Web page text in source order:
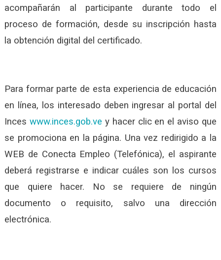
acompañarán al participante durante todo el
proceso de formación, desde su inscripción hasta
la obtención digital del certificado.
Para formar parte de esta experiencia de educación
en línea, los interesado deben ingresar al portal del
Inces www.inces.gob.ve y hacer clic en el aviso que
se promociona en la página. Una vez redirigido a la
WEB de Conecta Empleo (Telefónica), el aspirante
deberá registrarse e indicar cuáles son los cursos
que quiere hacer. No se requiere de ningún
documento o requisito, salvo una dirección
electrónica.